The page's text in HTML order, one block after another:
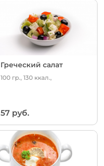
Греческий салат
100 гр., 130 ккал.,
57 руб.